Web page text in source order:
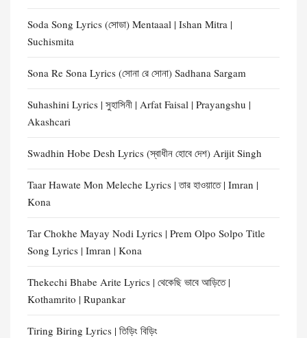
Soda Song Lyrics (সোডা) Mentaaal | Ishan Mitra |
Suchismita
Sona Re Sona Lyrics (সোনা রে সোনা) Sadhana Sargam
Suhashini Lyrics | সুহাসিনী | Arfat Faisal | Prayangshu |
Akashcari
Swadhin Hobe Desh Lyrics (স্বাধীন হোবে দেশ) Arijit Singh
Taar Hawate Mon Meleche Lyrics | তার হাওয়াতে | Imran |
Kona
Tar Chokhe Mayay Nodi Lyrics | Prem Olpo Solpo Title
Song Lyrics | Imran | Kona
Thekechi Bhabe Arite Lyrics | থেকেছি ভাবে আড়িতে |
Kothamrito | Rupankar
Tiring Biring Lyrics | তিড়িং বিড়িং